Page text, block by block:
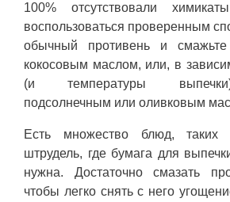
100% отсутствовали
воспользоваться проверенным
обычный противень и
кокосовым маслом, или, в
(и температуры
подсолнечным или оливковым
Есть множество блюд,
штрудель, где бумага для
нужна. Достаточно смазать
чтобы легко снять с него